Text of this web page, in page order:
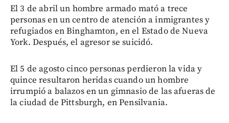
El 3 de abril un hombre armado mató a trece
personas en un centro de atención a inmigrantes y
refugiados en Binghamton, en el Estado de Nueva
York. Después, el agresor se suicidó.
El 5 de agosto cinco personas perdieron la vida y
quince resultaron heridas cuando un hombre
irrumpió a balazos en un gimnasio de las afueras de
la ciudad de Pittsburgh, en Pensilvania.